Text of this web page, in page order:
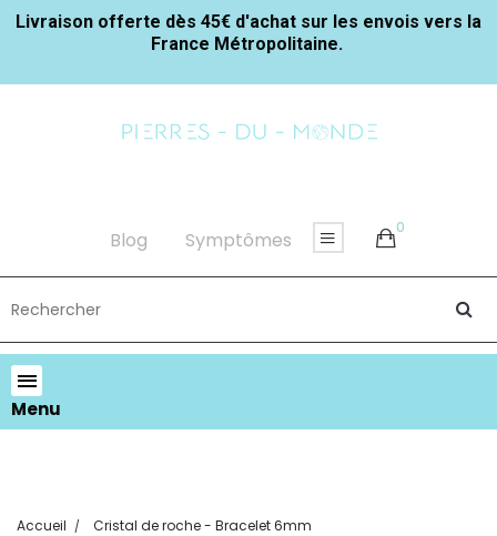
Livraison offerte dès 45€ d'achat sur les envois vers la
France Métropolitaine.
Blog Symptômes
0
Menu
Accueil Cristal de roche - Bracelet 6mm